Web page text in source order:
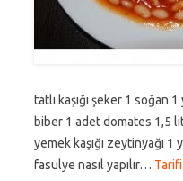
tatlı kaşığı şeker 1 soğan
biber 1 adet domates 1,5
yemek kaşığı zeytinyağı 1
fasulye nasıl yapılır…